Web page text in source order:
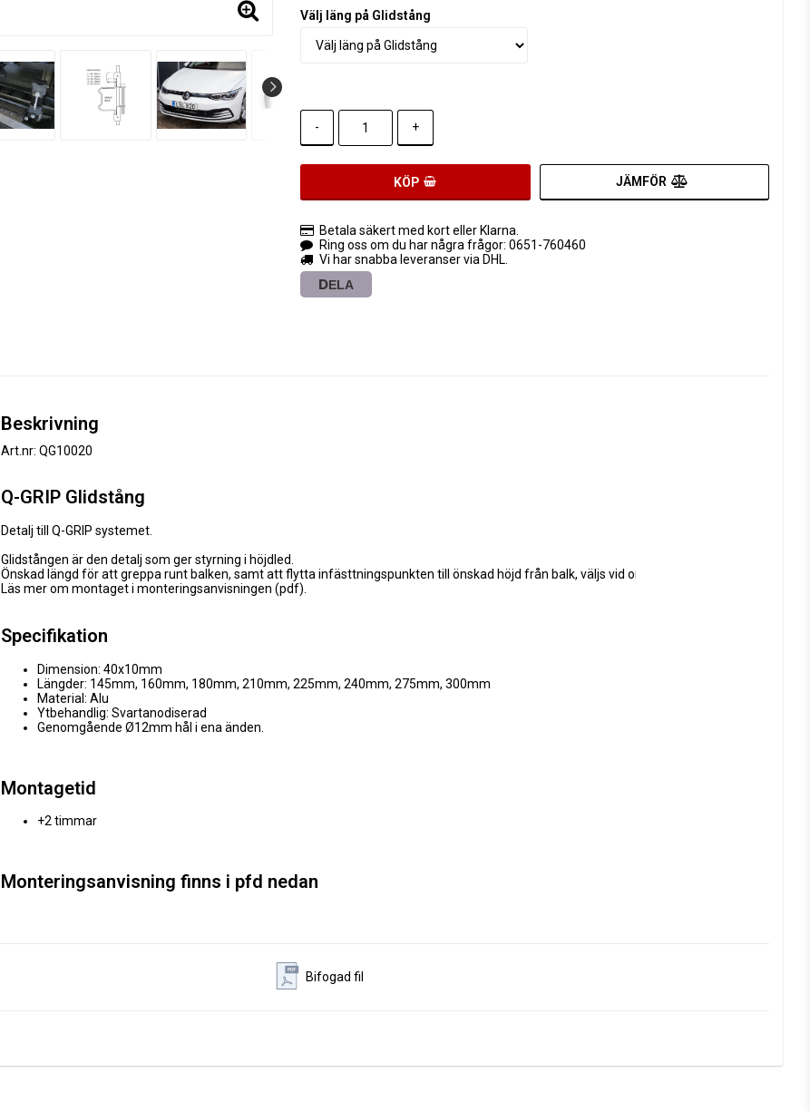
Välj läng på Glidstång
- +
KÖP JÄMFÖR
Betala säkert med kort eller Klarna.
Ring oss om du har några frågor: 0651-760460
Vi har snabba leveranser via DHL.
DELA
Beskrivning
Art.nr: QG10020
Q-GRIP Glidstång
Detalj till Q-GRIP systemet.
Glidstången är den detalj som ger styrning i höjdled.
Önskad längd för att greppa runt balken, samt att flytta infästtningspunkten till önskad höjd från balk, väljs vid order.
Läs mer om montaget i monteringsanvisningen (pdf).
Specifikation
Dimension: 40x10mm
Längder: 145mm, 160mm, 180mm, 210mm, 225mm, 240mm, 275mm, 300mm
Material: Alu
Ytbehandlig: Svartanodiserad
Genomgående Ø12mm hål i ena änden.
Montagetid
+2 timmar
Monteringsanvisning finns i pfd nedan
Bifogad fil